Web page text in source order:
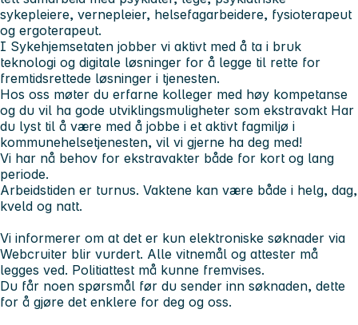
sykepleiere, vernepleier, helsefagarbeidere, fysioterapeut
og ergoterapeut.
I Sykehjemsetaten jobber vi aktivt med å ta i bruk
teknologi og digitale løsninger for å legge til rette for
fremtidsrettede løsninger i tjenesten.
Hos oss møter du erfarne kolleger med høy kompetanse
og du vil ha gode utviklingsmuligheter som ekstravakt Har
du lyst til å være med å jobbe i et aktivt fagmiljø i
kommunehelsetjenesten, vil vi gjerne ha deg med!
Vi har nå behov for ekstravakter både for kort og lang
periode.
Arbeidstiden er turnus. Vaktene kan være både i helg, dag,
kveld og natt.
Vi informerer om at det er kun elektroniske søknader via
Webcruiter blir vurdert. Alle vitnemål og attester må
legges ved. Politiattest må kunne fremvises.
Du får noen spørsmål før du sender inn søknaden, dette
for å gjøre det enklere for deg og oss.